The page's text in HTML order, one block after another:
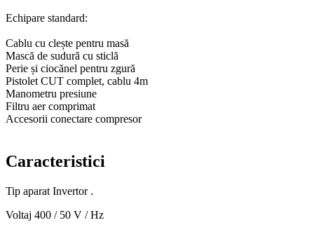
Echipare standard:
Cablu cu clește pentru masă
Mască de sudură cu sticlă
Perie și ciocănel pentru zgură
Pistolet CUT complet, cablu 4m
Manometru presiune
Filtru aer comprimat
Accesorii conectare compresor
Caracteristici
Tip aparat Invertor .
Voltaj 400 / 50 V / Hz